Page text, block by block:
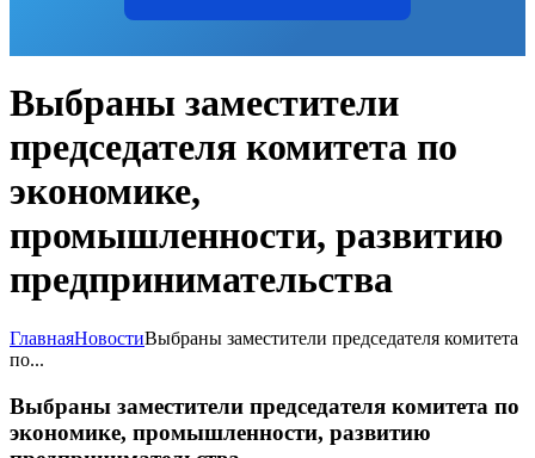
Выбраны заместители
председателя комитета по
экономике,
промышленности, развитию
предпринимательства
ГлавнаяНовостиВыбраны заместители председателя комитета
по...
Выбраны заместители председателя комитета по
экономике, промышленности, развитию